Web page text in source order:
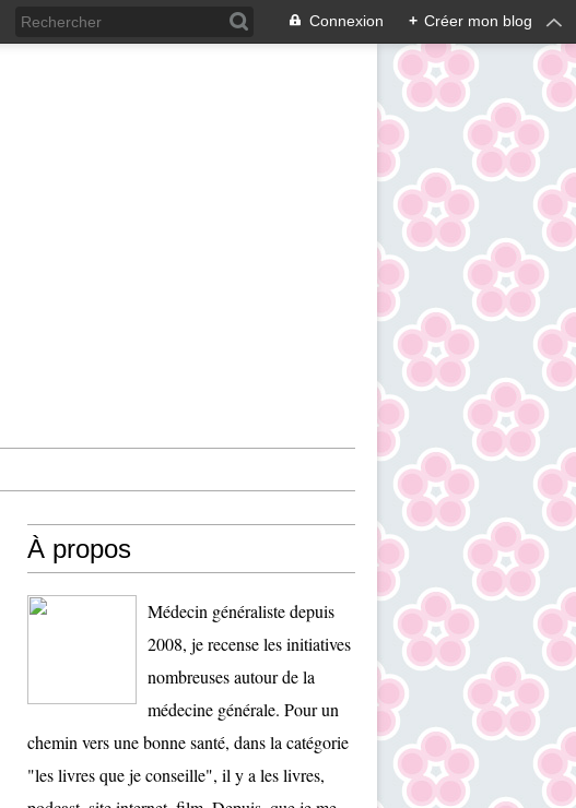
Connexion + Créer mon blog
À propos
Médecin généraliste depuis
2008, je recense les initiatives
nombreuses autour de la
médecine générale. Pour un
chemin vers une bonne santé, dans la catégorie
"les livres que je conseille", il y a les livres,